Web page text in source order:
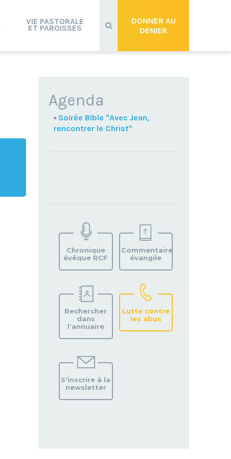
DONNER AU
DENIER
VIE PASTORALE
ET PAROISSES
NAVIGATION
Agenda
Soirée Bible "Avec Jean,
rencontrer le Christ"
VOTRE
PAROISSE
Chronique
évêque RCF
Commentaire
évangile
Rechercher
dans
l’annuaire
Lutte contre
les abus
S'inscrire à la
newsletter